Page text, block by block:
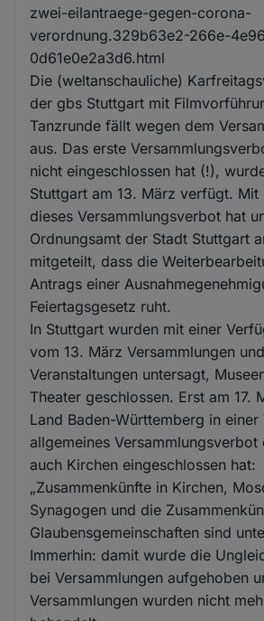
zwei-eilantraege-gegen-corona-
verordnung.329b63e2-266e-
0d61e0e2a3d6.html
Die (weltanschauliche)
der gbs Stuttgart mit
Tanzrunde fällt wegen dem
aus. Das erste
nicht eingeschlossen hat (!),
Stuttgart am 13. März verfügt. Mit
dieses Versammlungsverbot hat
Ordnungsamt der Stadt Stuttgart
mitgeteilt, dass die
Antrags einer
Feiertagsgesetz ruht.
In Stuttgart wurden mit einer
vom 13. März Versammlungen und
Veranstaltungen untersagt,
Theater geschlossen. Erst am 17.
Land Baden-Württemberg in
allgemeines Versammlungsverbot
auch Kirchen eingeschlossen hat:
„Zusammenkünfte in Kirchen,
Synagogen und die
Glaubensgemeinschaften sind
Immerhin: damit wurde die
bei Versammlungen aufgehoben
Versammlungen wurden nicht